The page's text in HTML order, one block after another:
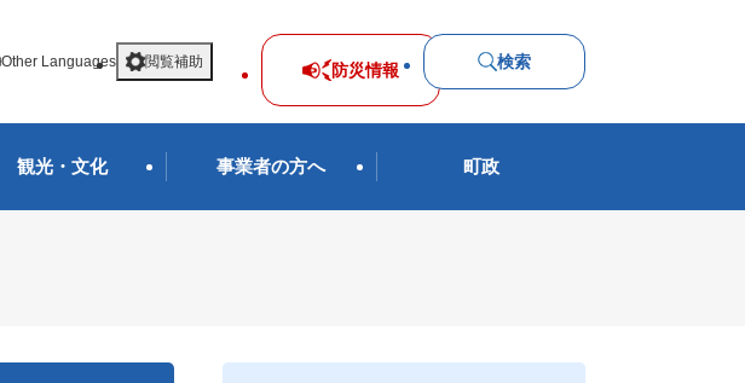
Other Languages 閲覧補助 防災情報 検索
観光・文化 事業者の方へ 町政